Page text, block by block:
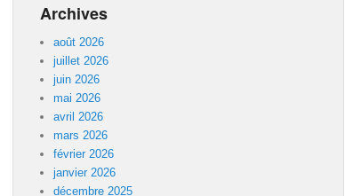
Archives
août 2026
juillet 2026
juin 2026
mai 2026
avril 2026
mars 2026
février 2026
janvier 2026
décembre 2025